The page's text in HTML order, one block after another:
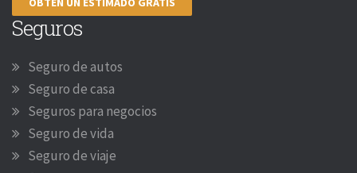
Seguros
Seguro de autos
Seguro de casa
Seguros para negocios
Seguro de vida
Seguro de viaje